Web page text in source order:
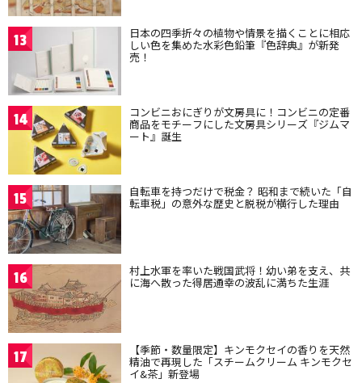
13 日本の四季折々の植物や情景を描くことに相応
しい色を集めた水彩色鉛筆『色辞典』が新発
売！
14 コンビニおにぎりが文房具に！コンビニの定番
商品をモチーフにした文房具シリーズ『ジムマ
ート』誕生
15 自転車を持つだけで税金？ 昭和まで続いた「自
転車税」の意外な歴史と脱税が横行した理由
16 村上水軍を率いた戦国武将！幼い弟を支え、共
に海へ散った得居通幸の波乱に満ちた生涯
17 【季節・数量限定】キンモクセイの香りを天然
精油で再現した「スチームクリーム キンモクセ
イ&茶」新登場